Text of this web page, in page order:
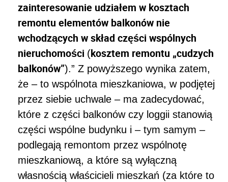
zainteresowanie udziałem w kosztach
remontu elementów balkonów nie
wchodzących w skład części wspólnych
nieruchomości (kosztem remontu „cudzych
balkonów”).” Z powyższego wynika zatem,
że – to wspólnota mieszkaniowa, w podjętej
przez siebie uchwale – ma zadecydować,
które z części balkonów czy loggii stanowią
części wspólne budynku i – tym samym –
podlegają remontom przez wspólnotę
mieszkaniową, a które są wyłączną
własnością właścicieli mieszkań (za które to